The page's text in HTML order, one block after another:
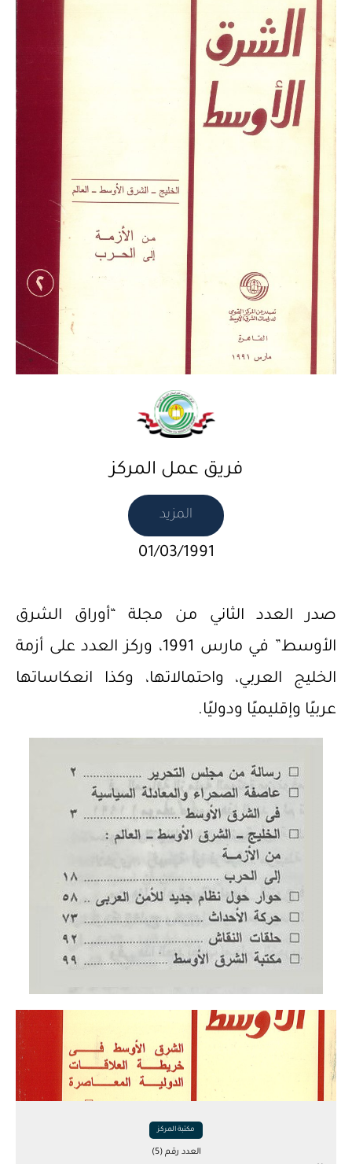
فريق عمل المركز
المزيد
01/03/1991
صدر العدد الثاني من مجلة “أوراق الشرق
الأوسط” في مارس 1991، وركز العدد على أزمة
الخليج العربي، واحتمالاتها، وكذا انعكاساتها
عربيًا وإقليميًا ودوليًا.
مكتبة المركز
العدد رقم (5)